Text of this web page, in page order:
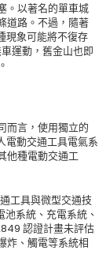
。以著名的單車城
道路。不過，隨著
現象可能將不復存
運動，舊金山也即
而言，使用獨立的
電動交通工具電氣系
他種電動交通工
工具與微型交通技
系統、充電系統、
認證計畫未評估
炸、觸電等系統相